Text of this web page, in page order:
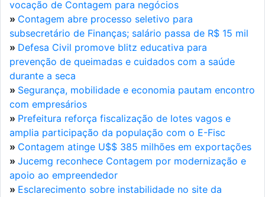
vocação de Contagem para negócios
» Contagem abre processo seletivo para
subsecretário de Finanças; salário passa de R$ 15 mil
» Defesa Civil promove blitz educativa para
prevenção de queimadas e cuidados com a saúde
durante a seca
» Segurança, mobilidade e economia pautam encontro
com empresários
» Prefeitura reforça fiscalização de lotes vagos e
amplia participação da população com o E-Fisc
» Contagem atinge U$$ 385 milhões em exportações
» Jucemg reconhece Contagem por modernização e
apoio ao empreendedor
» Esclarecimento sobre instabilidade no site da